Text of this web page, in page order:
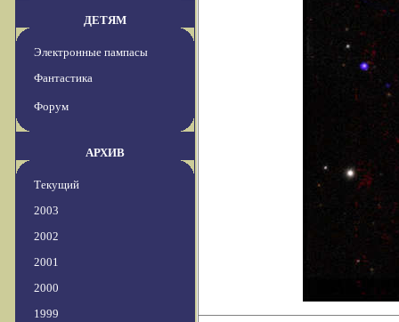
ДЕТЯМ
Электронные пампасы
Фантастика
Форум
АРХИВ
Текущий
2003
2002
2001
2000
1999